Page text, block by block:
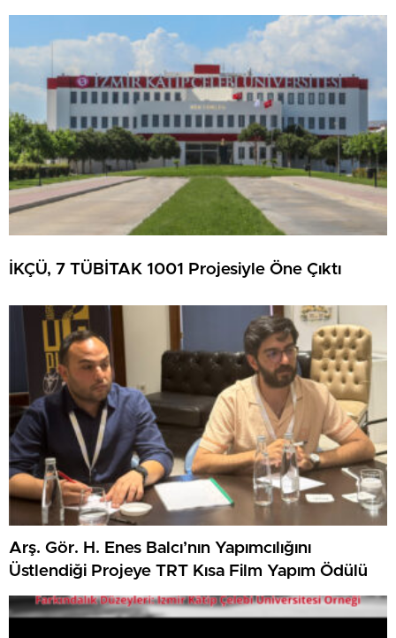
İKÇÜ, 7 TÜBİTAK 1001 Projesiyle Öne Çıktı
Arş. Gör. H. Enes Balcı’nın Yapımcılığını
Üstlendiği Projeye TRT Kısa Film Yapım Ödülü